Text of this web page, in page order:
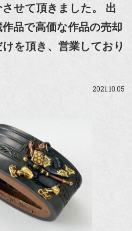
せて頂きました。 出
品で高価な作品の売却
を頂き、営業しており
2021.10.05